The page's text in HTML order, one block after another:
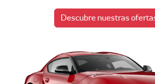
Descubre nuestras